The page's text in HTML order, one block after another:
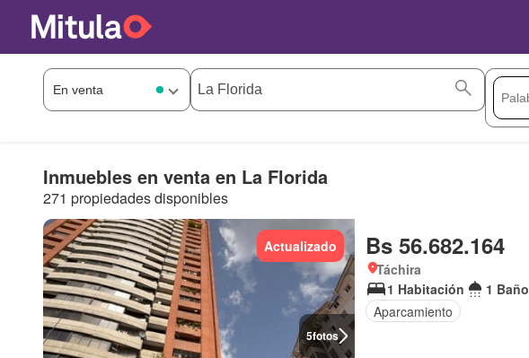
Inmuebles en venta en La Florida
271 propiedades disponibles
5fotos
Actualizado Bs 56.682.164
Táchira
1 Habitación
1 Baño
Aparcamiento